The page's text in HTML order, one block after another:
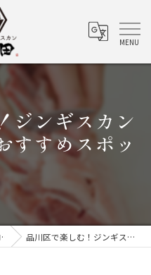
ジンギスカン
すすめスポッ
品川区で楽しむ！ジンギスカン飲み会の魅力とおすすめスポット